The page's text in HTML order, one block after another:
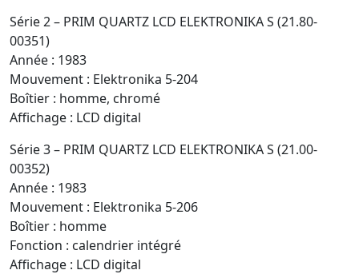
Série 2 – PRIM QUARTZ LCD ELEKTRONIKA S (21.80-
00351)
Année : 1983
Mouvement : Elektronika 5-204
Boîtier : homme, chromé
Affichage : LCD digital
Série 3 – PRIM QUARTZ LCD ELEKTRONIKA S (21.00-
00352)
Année : 1983
Mouvement : Elektronika 5-206
Boîtier : homme
Fonction : calendrier intégré
Affichage : LCD digital